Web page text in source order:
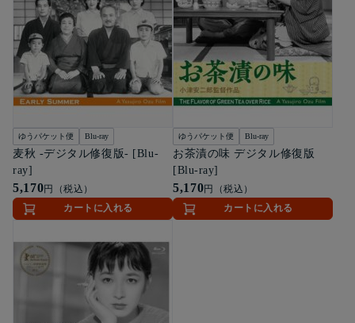
ゆうパケット便 Blu-ray
麦秋 -デジタル修復版- [Blu-
ray]
5,170円（税込）
カートに入れる
ゆうパケット便 Blu-ray
お茶漬の味 デジタル修復版
[Blu-ray]
5,170円（税込）
カートに入れる